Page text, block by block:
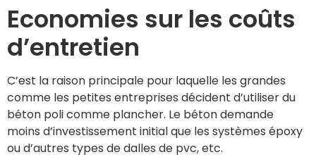
Economies sur les coûts
d’entretien
C’est la raison principale pour laquelle les grandes
comme les petites entreprises décident d’utiliser du
béton poli comme plancher. Le béton demande
moins d’investissement initial que les systèmes époxy
ou d’autres types de dalles de pvc, etc.